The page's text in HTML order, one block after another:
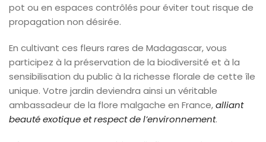
pot ou en espaces contrôlés pour éviter tout risque de
propagation non désirée.
En cultivant ces fleurs rares de Madagascar, vous
participez à la préservation de la biodiversité et à la
sensibilisation du public à la richesse florale de cette île
unique. Votre jardin deviendra ainsi un véritable
ambassadeur de la flore malgache en France,alliant
beauté exotique et respect de l’environnement.